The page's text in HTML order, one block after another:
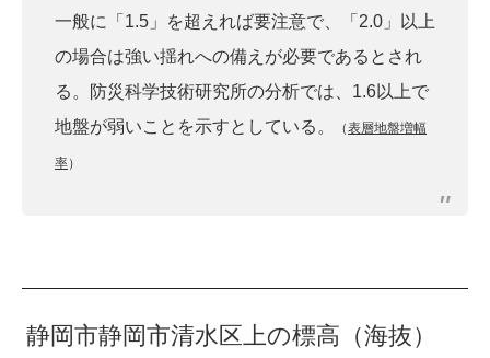
一般に「1.5」を超えれば要注意で、「2.0」以上
の場合は強い揺れへの備えが必要であるとされ
る。防災科学技術研究所の分析では、1.6以上で
地盤が弱いことを示すとしている。
（表層地盤増幅
率）
静岡市静岡市清水区上の標高（海抜）